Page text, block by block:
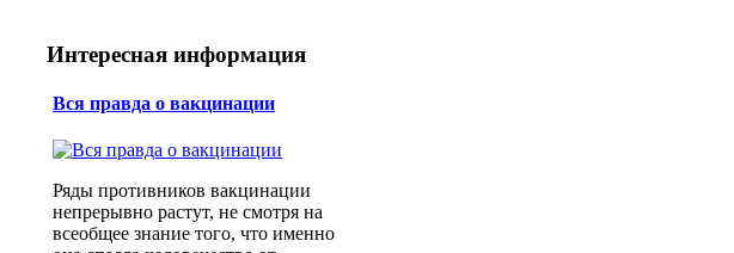
Интересная информация
Вся правда о вакцинации
Ряды противников вакцинации
непрерывно растут, не смотря на
всеобщее знание того, что именно